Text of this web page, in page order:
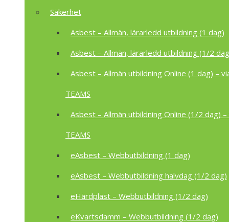
Säkerhet
Asbest – Allmän, lärarledd utbildning (1 dag)
Asbest – Allmän, lärarledd utbildning (1/2
Asbest – Allmän utbildning Online (1 dag) –
TEAMS
Asbest – Allmän utbildning Online (1/2 dag) –
TEAMS
eAsbest – Webbutbildning (1 dag)
eAsbest – Webbutbildning halvdag (1/2 dag)
eHärdplast – Webbutbildning (1/2 dag)
eKvartsdamm – Webbutbildning (1/2 dag)